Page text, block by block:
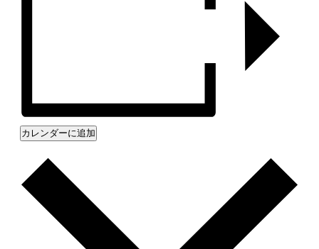
カレンダーに追加